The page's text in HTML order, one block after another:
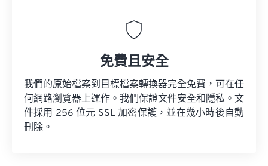
免費且安全
我們的原始檔案到目標檔案轉換器完全免費，可在任
何網路瀏覽器上運作。我們保證文件安全和隱私。文
件採用 256 位元 SSL 加密保護，並在幾小時後自動
刪除。